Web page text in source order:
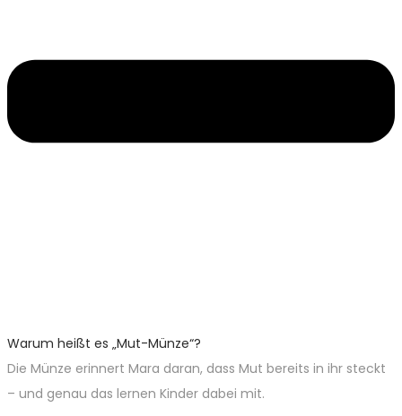
Warum heißt es „Mut-Münze“?
Die Münze erinnert Mara daran, dass Mut bereits in ihr steckt
– und genau das lernen Kinder dabei mit.